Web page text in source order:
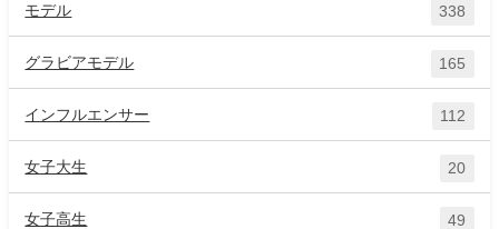
モデル 338
グラビアモデル 165
インフルエンサー 112
女子大生 20
女子高生 49